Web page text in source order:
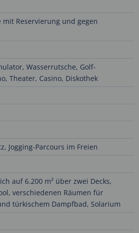
Reservierung und gegen
Wasserrutsche, Golf-
Theater, Casino, Diskothek
Jogging-Parcours im Freien
auf 6.200 m² über zwei Decks,
verschiedenen Räumen für
türkischem Dampfbad, Solarium